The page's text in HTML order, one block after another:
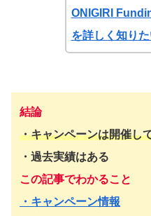
ONIGIRI
を詳しく知り
結論
・キャンペーンは開催し
・過去実績はある
この記事でわかること
・キャンペーン情報